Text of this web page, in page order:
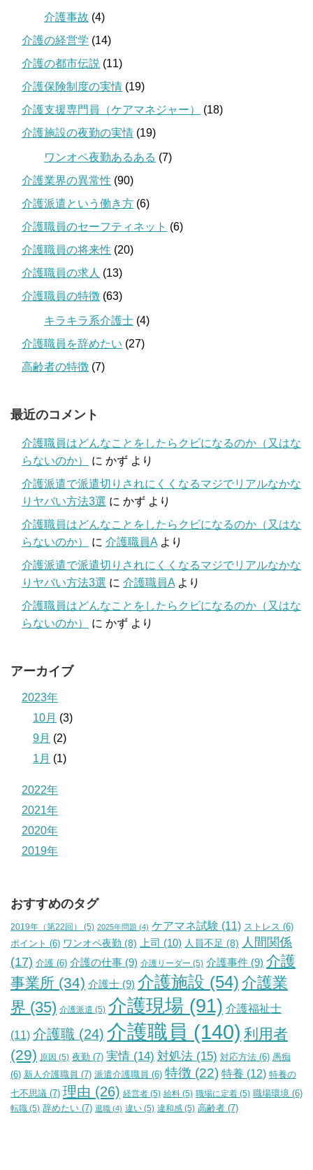
介護事故 (4)
介護の経営学 (14)
介護の都市伝説 (11)
介護保険制度の実情 (19)
介護支援専門員（ケアマネジャー）
(18)
介護施設の夜勤の実情 (19)
ワンオペ夜勤あるある (7)
介護業界の異常性 (90)
介護派遣という働き方 (6)
介護職員のセーフティネット (6)
介護職員の将来性 (20)
介護職員の求人 (13)
介護職員の特徴 (63)
キラキラ系介護士 (4)
介護職員を辞めたい (27)
高齢者の特徴 (7)
最近のコメント
介護職員はどんなことをしたらクビになるのか（又はな
らないのか）
に かず より
介護派遣で派遣切りされにくくなるマジでリアルなかな
りヤバい方法3選 に かず より
介護職員はどんなことをしたらクビになるのか（又はな
らないのか）
に 介護職員A より
介護派遣で派遣切りされにくくなるマジでリアルなかな
りヤバい方法3選 に 介護職員A より
介護職員はどんなことをしたらクビになるのか（又はな
らないのか）
に かず より
アーカイブ
2023年
10月 (3)
9月 (2)
1月 (1)
2022年
2021年
2020年
2019年
おすすめのタグ
2019年（第22回） (5) 2025年問題 (4) ケアマネ試験 (11) ストレス (6)
ポイント (6) ワンオペ夜勤 (8) 上司 (10) 人員不足 (8) 人間関係
(17) 介護 (6) 介護の仕事 (9) 介護リーダー (5) 介護事件 (9) 介護
事業所 (34) 介護士 (9) 介護施設 (54) 介護業
界 (35) 介護派遣 (5) 介護現場 (91) 介護福祉士
(11) 介護職 (24) 介護職員 (140) 利用者
(29) 原因 (5) 夜勤 (7) 実情 (14) 対処法 (15) 対応方法 (6) 愚痴
(6) 新人介護職員 (7) 派遣介護職員 (6) 特徴 (22) 特養 (12) 特養の
七不思議 (7) 理由 (26) 経営者 (5) 給料 (5) 職場に定着 (5) 職場環境 (6)
転職 (5) 辞めたい (7) 退職 (4) 違い (5) 違和感 (5) 高齢者 (7)